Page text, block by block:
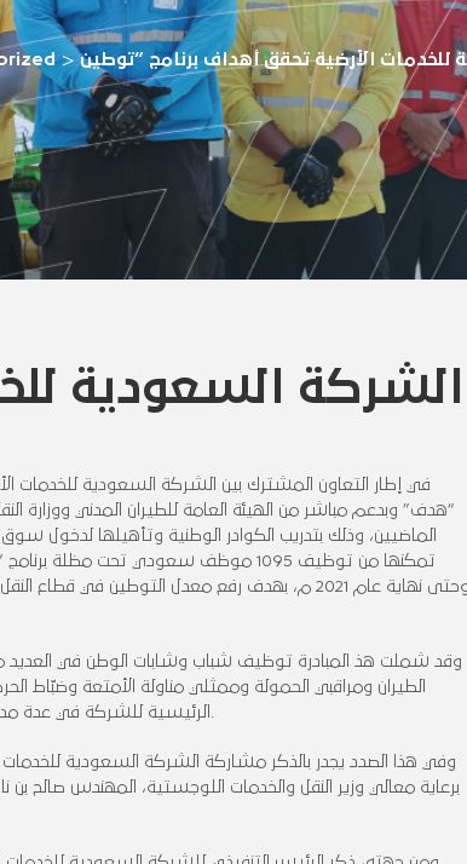
>
الشركة السعودية
في إطار التعاون المشترك بين الشركة السعودية للخدمات
“هدف” وبدعم مباشر من الهيئة العامة للطيران المدني ووزارة
الماضيين، وذلك بتدريب الكوادر الوطنية وتأهيلها لدخول
وقد شملت هذ المبادرة توظيف شباب وشابات الوطن في
الطيران ومراقبي الحمولة وممثلي مناولة الأمتعة وضبّاط
وفي هذا الصدد يجدر بالذكر مشاركة الشركة السعودية للخدمات
برعاية معالي وزير النقل والخدمات اللوجستية، المهندس صالح